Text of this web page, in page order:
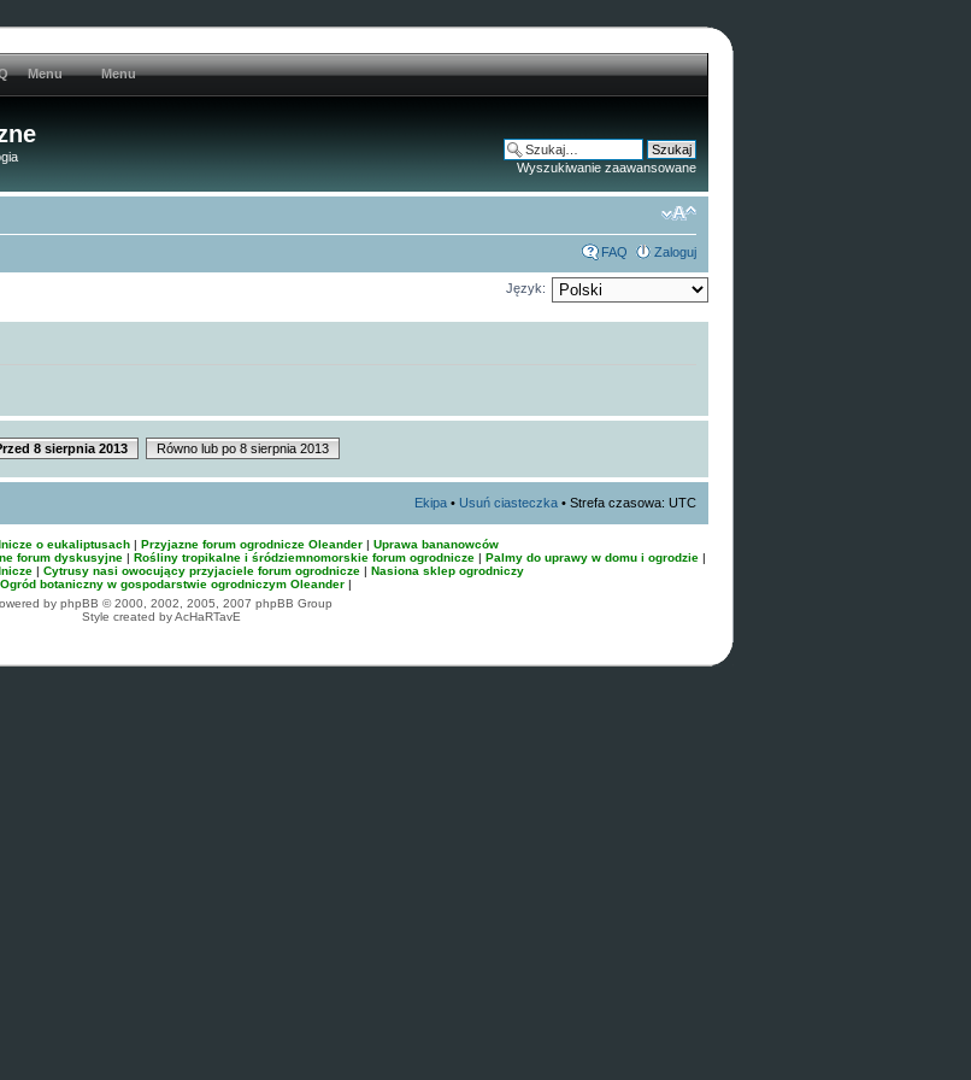
Menu Menu
Wyszukiwanie zaawansowane
FAQ Zaloguj
Język:
8 sierpnia 2013 Równo lub po 8 sierpnia 2013
Ekipa • Usuń ciasteczka • Strefa czasowa: UTC
o eukaliptusach | Przyjazne forum ogrodnicze Oleander | Uprawa bananowców
forum dyskusyjne | Rośliny tropikalne i śródziemnomorskie forum ogrodnicze | Palmy do uprawy w domu i ogrodzie |
| Cytrusy nasi owocujący przyjaciele forum ogrodnicze | Nasiona sklep ogrodniczy
botaniczny w gospodarstwie ogrodniczym Oleander|
by phpBB © 2000, 2002, 2005, 2007 phpBB Group
Style created by AcHaRTavE